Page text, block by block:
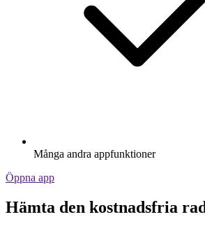
Många andra appfunktioner
Öppna app
Hämta den kostnadsfria